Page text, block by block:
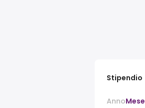
Stipendio
AnnoMese